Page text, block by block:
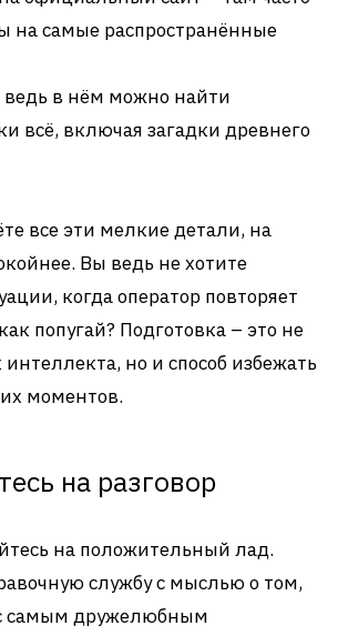
на самые распространённые
ведь в нём можно найти
всё, включая загадки древнего
все эти мелкие детали, на
Вы ведь не хотите
когда оператор повторяет
попугай? Подготовка – это не
но и способ избежать
моментов.
на разговор
на положительный лад.
службу с мыслью о том,
с самым дружелюбным